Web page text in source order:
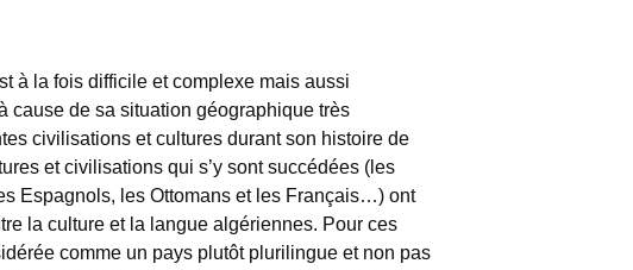
à la fois difficile et complexe mais aussi
cause de sa situation géographique très
civilisations et cultures durant son histoire de
et civilisations qui s’y sont succédées (les
Espagnols, les Ottomans et les Français…) ont
la culture et la langue algériennes. Pour ces
comme un pays plutôt plurilingue et non pas